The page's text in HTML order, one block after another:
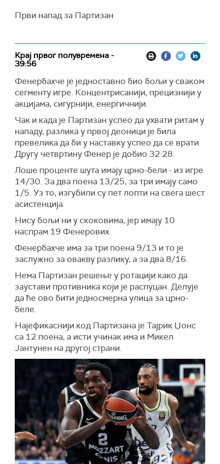
Први напад за Партизан
Крај првог полувремена -
39:56
Фенербахче је једноставно био бољи у сваком
сегменту игре. Концентрисанији, прецизнији у
акцијама, сигурнији, енергичнији.
Чак и када је Партизан успео да ухвати ритам у
нападу, разлика у првој деоници је била
превелика да би у наставку успео да се врати.
Другу четвртину Фенер је добио 32:28.
Лоше проценте шута имају црно-бели - из игре
14/30. За два поена 13/25, за три имају само
1/5. Уз то, изгубили су пет лопти на свега шест
асистенција.
Нису бољи ни у скоковима, јер имају 10
наспрам 19 Фенерових.
Фенербахче има за три поена 9/13 и то је
заслужно за овакву разлику, а за два 8/16.
Нема Партизан решење у ротацији како да
заустави противника који је распуцан. Делује
да ће ово бити једносмерна улица за црно-
беле.
Најефикаснији код Партизана је Тајрик Џонс
са 12 поена, а исти учинак има и Микел
Јантунен на другој страни.